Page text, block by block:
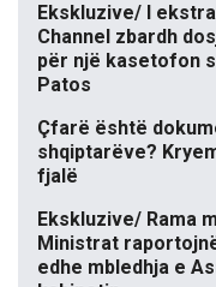
Ekskluzive/ I
Channel zbardh
për një kasetofon
Patos
Çfarë është
shqiptarëve?
fjalë
Ekskluzive/ Rama
Ministrat
edhe mbledhja e